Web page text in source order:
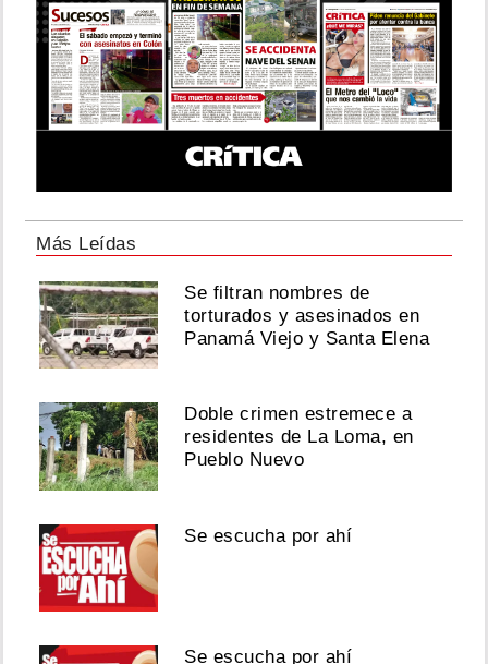
Más Leídas
Se filtran nombres de
torturados y asesinados en
Panamá Viejo y Santa Elena
Doble crimen estremece a
residentes de La Loma, en
Pueblo Nuevo
Se escucha por ahí
Se escucha por ahí